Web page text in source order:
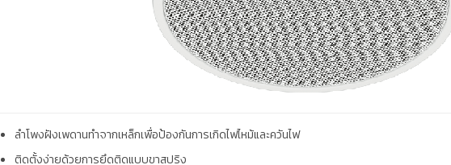
ลำโพงฝังเพดานทำจากเหล็กเพื่อป้องกันการเกิดไฟไหม้และควันไฟ
ติดตั้งง่ายด้วยการยึดติดแบบขาสปริง